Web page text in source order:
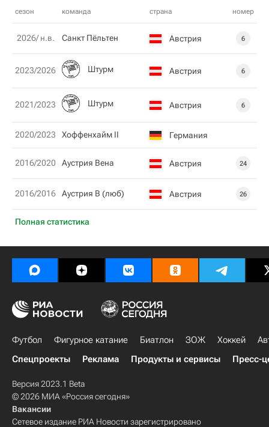
сезон команда страна номер
Полная статистика
2026/ н.в. Санкт Пёльтен Австрия 6
2023/2026 Штурм Австрия 6
2021/2023 Штурм Австрия 6
2020/2023 Хоффенхайм II Германия
2016/2020 Аустрия Вена Австрия 24
2016/2016 Аустрия В (люб) Австрия 26
Футбол Фигурное катание Биатлон ЗОЖ Хоккей
Спецпроекты
Реклама Продукты и сервисы Пресс-
Версия 2023.1 Beta
© 2026 МИА «Россия сегодня»
Вакансии
Сетевое издание РИА Новости зарегистрировано